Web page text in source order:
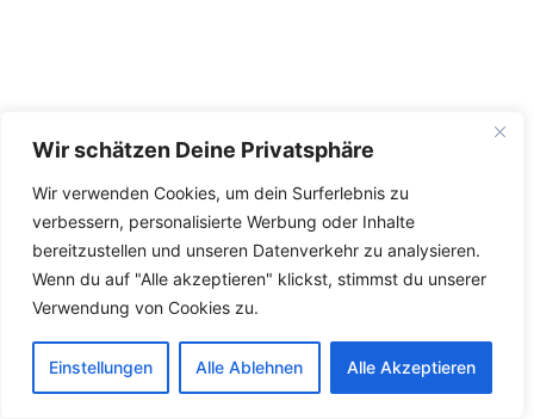
Wir schätzen Deine Privatsphäre
Wir verwenden Cookies, um dein Surferlebnis zu
verbessern, personalisierte Werbung oder Inhalte
bereitzustellen und unseren Datenverkehr zu analysieren.
Wenn du auf "Alle akzeptieren" klickst, stimmst du unserer
Verwendung von Cookies zu.
Einstellungen Alle Ablehnen Alle Akzeptieren